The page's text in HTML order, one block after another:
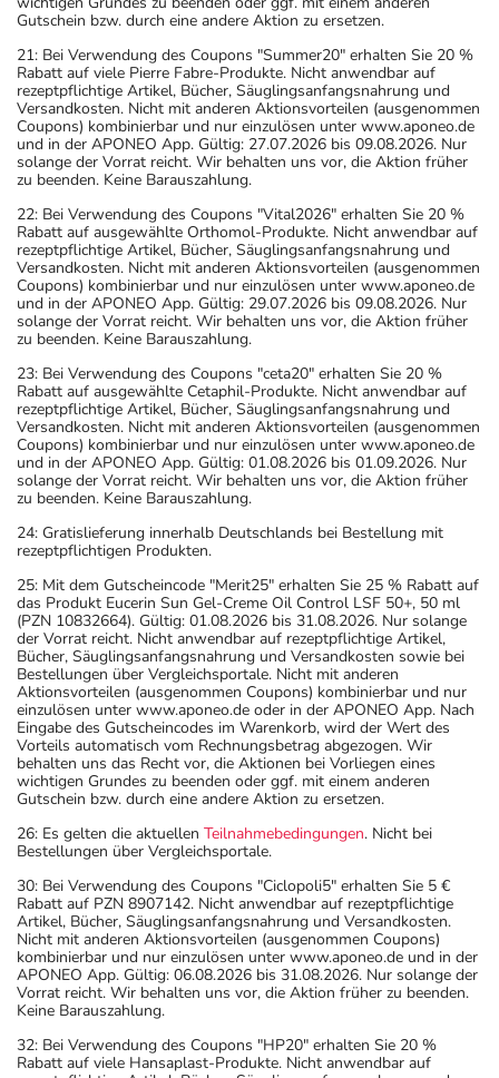
Gutschein bzw. durch eine andere Aktion zu ersetzen.
21: Bei Verwendung des Coupons "Summer20" erhalten Sie 20 %
Rabatt auf viele Pierre Fabre-Produkte. Nicht anwendbar auf
rezeptpflichtige Artikel, Bücher, Säuglingsanfangsnahrung und
Versandkosten. Nicht mit anderen Aktionsvorteilen (ausgenommen
Coupons) kombinierbar und nur einzulösen unter www.aponeo.de
und in der APONEO App. Gültig: 27.07.2026 bis 09.08.2026. Nur
solange der Vorrat reicht. Wir behalten uns vor, die Aktion früher
zu beenden. Keine Barauszahlung.
22: Bei Verwendung des Coupons "Vital2026" erhalten Sie 20 %
Rabatt auf ausgewählte Orthomol-Produkte. Nicht anwendbar auf
rezeptpflichtige Artikel, Bücher, Säuglingsanfangsnahrung und
Versandkosten. Nicht mit anderen Aktionsvorteilen (ausgenommen
Coupons) kombinierbar und nur einzulösen unter www.aponeo.de
und in der APONEO App. Gültig: 29.07.2026 bis 09.08.2026. Nur
solange der Vorrat reicht. Wir behalten uns vor, die Aktion früher
zu beenden. Keine Barauszahlung.
23: Bei Verwendung des Coupons "ceta20" erhalten Sie 20 %
Rabatt auf ausgewählte Cetaphil-Produkte. Nicht anwendbar auf
rezeptpflichtige Artikel, Bücher, Säuglingsanfangsnahrung und
Versandkosten. Nicht mit anderen Aktionsvorteilen (ausgenommen
Coupons) kombinierbar und nur einzulösen unter www.aponeo.de
und in der APONEO App. Gültig: 01.08.2026 bis 01.09.2026. Nur
solange der Vorrat reicht. Wir behalten uns vor, die Aktion früher
zu beenden. Keine Barauszahlung.
24: Gratislieferung innerhalb Deutschlands bei Bestellung mit
rezeptpflichtigen Produkten.
25: Mit dem Gutscheincode "Merit25" erhalten Sie 25 % Rabatt auf
das Produkt Eucerin Sun Gel-Creme Oil Control LSF 50+, 50 ml
(PZN 10832664). Gültig: 01.08.2026 bis 31.08.2026. Nur solange
der Vorrat reicht. Nicht anwendbar auf rezeptpflichtige Artikel,
Bücher, Säuglingsanfangsnahrung und Versandkosten sowie bei
Bestellungen über Vergleichsportale. Nicht mit anderen
Aktionsvorteilen (ausgenommen Coupons) kombinierbar und nur
einzulösen unter www.aponeo.de oder in der APONEO App. Nach
Eingabe des Gutscheincodes im Warenkorb, wird der Wert des
Vorteils automatisch vom Rechnungsbetrag abgezogen. Wir
behalten uns das Recht vor, die Aktionen bei Vorliegen eines
wichtigen Grundes zu beenden oder ggf. mit einem anderen
Gutschein bzw. durch eine andere Aktion zu ersetzen.
26: Es gelten die aktuellen Teilnahmebedingungen. Nicht bei
Bestellungen über Vergleichsportale.
30: Bei Verwendung des Coupons "Ciclopoli5" erhalten Sie 5 €
Rabatt auf PZN 8907142. Nicht anwendbar auf rezeptpflichtige
Artikel, Bücher, Säuglingsanfangsnahrung und Versandkosten.
Nicht mit anderen Aktionsvorteilen (ausgenommen Coupons)
kombinierbar und nur einzulösen unter www.aponeo.de und in der
APONEO App. Gültig: 06.08.2026 bis 31.08.2026. Nur solange der
Vorrat reicht. Wir behalten uns vor, die Aktion früher zu beenden.
Keine Barauszahlung.
32: Bei Verwendung des Coupons "HP20" erhalten Sie 20 %
Rabatt auf viele Hansaplast-Produkte. Nicht anwendbar auf